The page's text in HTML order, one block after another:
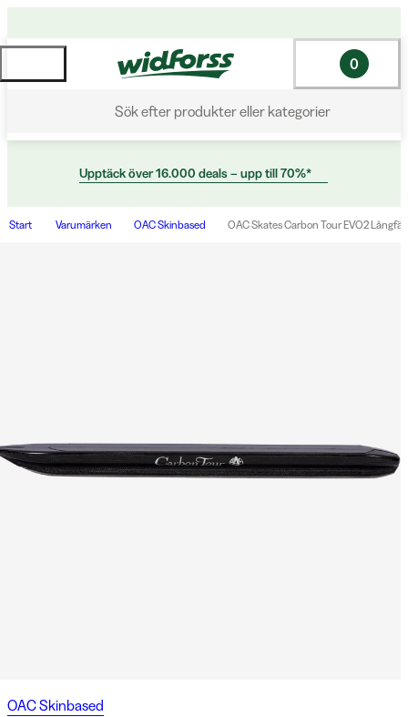
Sök efter produkter eller kategorier
0
Upptäck över 16.000 deals – upp till 70%*
Start Varumärken OAC Skinbased OAC Skates Carbon Tour EVO2
OAC Skinbased